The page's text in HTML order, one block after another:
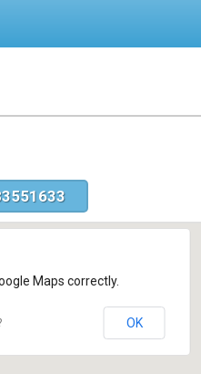
Maps correctly.
OK